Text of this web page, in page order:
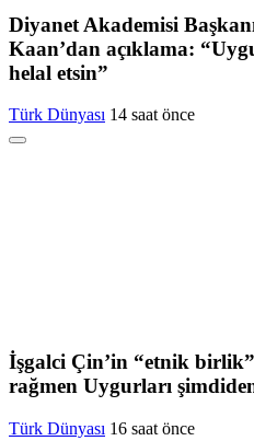
Diyanet Akademisi
Kaan’dan açıklama:
helal etsin”
Türk Dünyası 14 saat önce
İşgalci Çin’in “etnik birlik”
rağmen Uygurları
Türk Dünyası 16 saat önce